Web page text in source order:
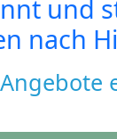
und
nach